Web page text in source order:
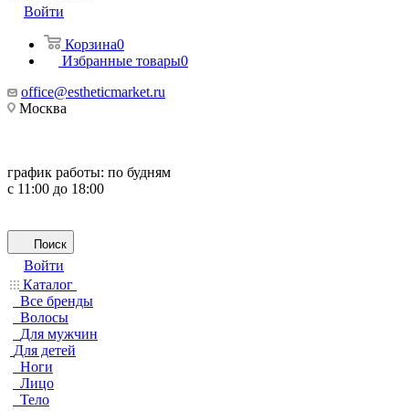
Войти
Корзина0
Избранные товары0
office@estheticmarket.ru
Москва
график работы: по будням
с 11:00 до 18:00
Поиск
Войти
Каталог
Все бренды
Волосы
Для мужчин
Для детей
Ноги
Лицо
Тело